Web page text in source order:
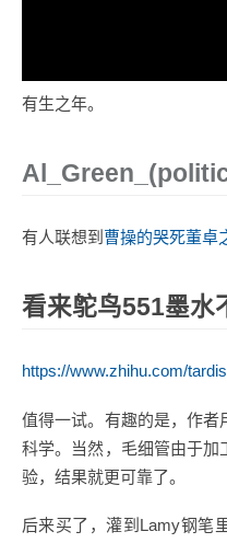
有生之年。
有人联想到 曹操的哭死董卓
看来鸵鸟551墨水
https://www.zhihu.com/
值得一试。有趣的是，作者
科学。当然，毛细管由于加
验，结果就更可靠了。
后来买了，灌到Lamy钢笔